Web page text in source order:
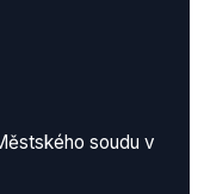
soudu v